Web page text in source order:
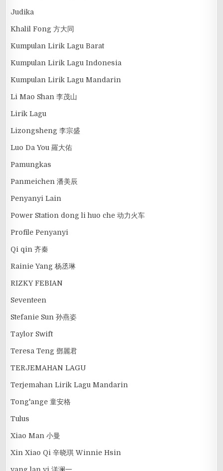
Judika
Khalil Fong 方大同
Kumpulan Lirik Lagu Barat
Kumpulan Lirik Lagu Indonesia
Kumpulan Lirik Lagu Mandarin
Li Mao Shan 李茂山
Lirik Lagu
Lizongsheng 李宗盛
Luo Da You 羅大佑
Pamungkas
Panmeichen 潘美辰
Penyanyi Lain
Power Station dong li huo che 动力火车
Profile Penyanyi
Qi qin 齐秦
Rainie Yang 杨丞琳
RIZKY FEBIAN
Seventeen
Stefanie Sun 孙燕姿
Taylor Swift
Teresa Teng 鄧麗君
TERJEMAHAN LAGU
Terjemahan Lirik Lagu Mandarin
Tong'ange 童安格
Tulus
Xiao Man 小曼
Xin Xiao Qi 辛晓琪 Winnie Hsin